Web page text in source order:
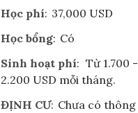
Học phí: 37,000 USD
Học bổng: Có
Sinh hoạt phí: Từ 1.700 -
2.200 USD mỗi tháng.
ĐỊNH CƯ: Chưa có thông